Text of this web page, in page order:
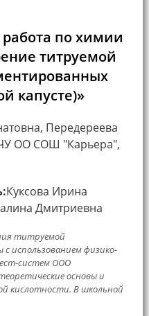
работа по химии
титруемой
капусте)»
Передереева
ОО СОШ "Карьера",
Куксова Ирина
Дмитриевна
титруемой
использованием физико-
систем ООО
основы и
кислотности. В школьной